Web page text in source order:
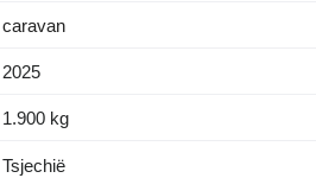
caravan
2025
1.900 kg
Tsjechië